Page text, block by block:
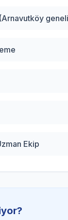
Ekip